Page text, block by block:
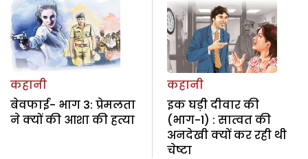
कहानी
बेवफाई- भाग 3: प्रेमलता
ने क्यों की आशा की हत्या
कहानी
इक घड़ी दीवार की
(भाग-1) : सात्वत की
अनदेखी क्यों कर रही थी
चेष्टा